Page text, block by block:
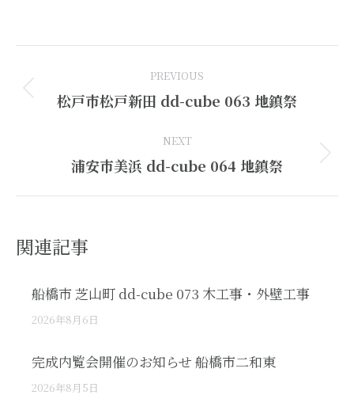
PREVIOUS
Previous
松戸市松戸新田 dd-cube 063 地鎮祭
NEXT
Next
浦安市美浜 dd-cube 064 地鎮祭
関連記事
船橋市 芝山町 dd-cube 073 木工事・外壁工事
2026年8月6日
完成内覧会開催のお知らせ 船橋市二和東
2026年8月5日